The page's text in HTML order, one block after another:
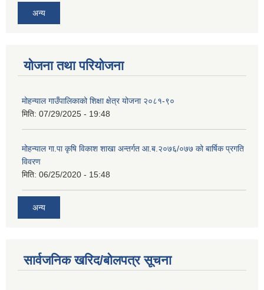
अन्य
योजना तथा परियोजना
मोहन्याल गाउँपालिकाको शिक्षा क्षेत्र योजना २०८१-९०
मिति: 07/29/2025 - 19:48
मोहन्याल गा.पा कृषि विकाश शाखा अन्तर्गत आ.ब.२०७६/०७७ को बार्षिक प्रगति
विवरण
मिति: 06/25/2020 - 15:48
अन्य
सार्वजनिक खरिद/बोलपत्र सूचना